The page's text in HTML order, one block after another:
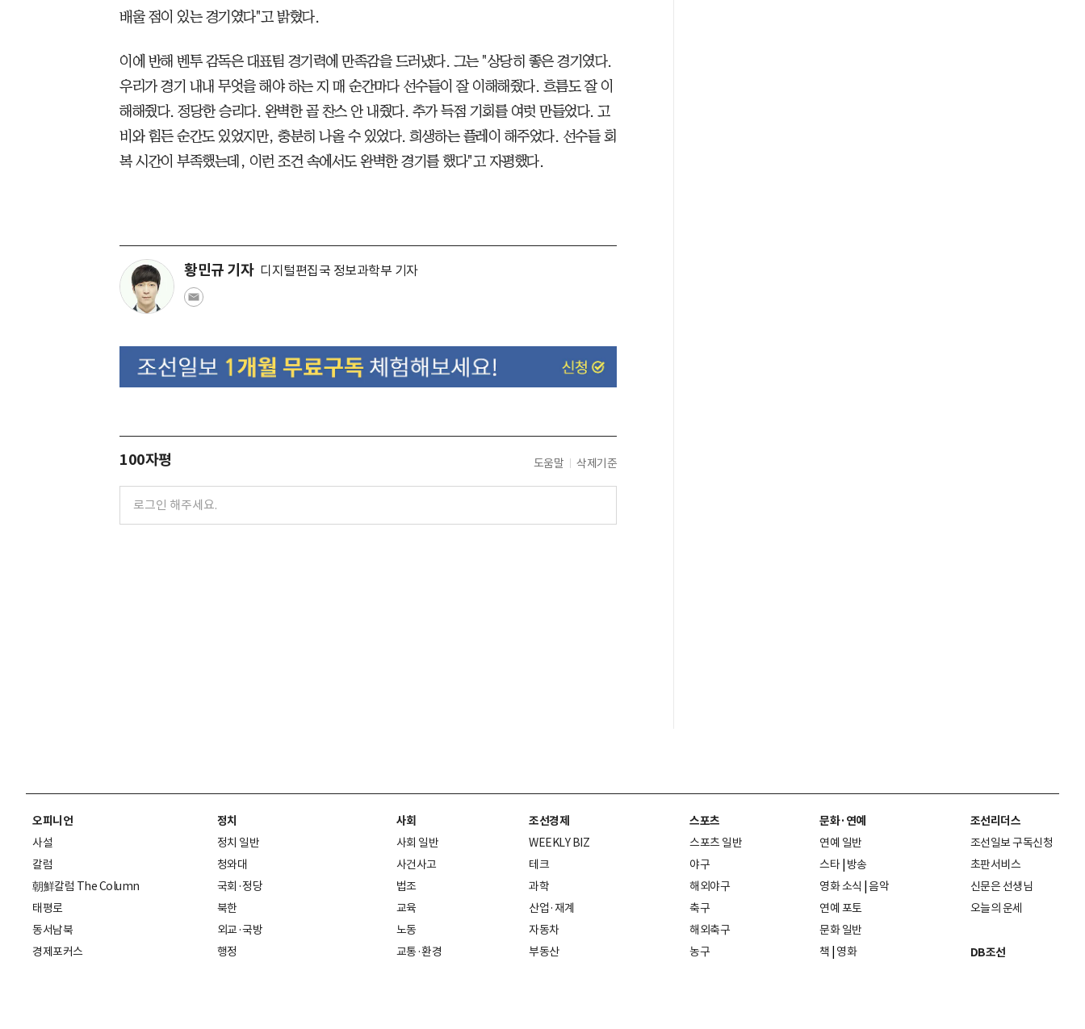
배울 점이 있는 경기였다"고 밝혔다.
이에 반해 벤투 감독은 대표팀 경기력에 만족감을 드러냈다. 그는 "상당히 좋은 경기였다.
우리가 경기 내내 무엇을 해야 하는 지 매 순간마다 선수들이 잘 이해해줬다. 흐름도 잘 이
해해줬다. 정당한 승리다. 완벽한 골 찬스 안 내줬다. 추가 득점 기회를 여럿 만들었다. 고
비와 힘든 순간도 있었지만, 충분히 나올 수 있었다. 희생하는 플레이 해주었다. 선수들 회
복 시간이 부족했는데, 이런 조건 속에서도 완벽한 경기를 했다"고 자평했다.
황민규 기자 디지털편집국 정보과학부 기자
100자평 도움말 삭제기준
오피니언
사설
칼럼
朝鮮칼럼 The Column
태평로
동서남북
경제포커스
정치
정치 일반
청와대
국회·정당
북한
외교·국방
행정
사회
사회 일반
사건사고
법조
교육
노동
교통·환경
조선경제
WEEKLY BIZ
테크
과학
산업·재계
자동차
부동산
스포츠
스포츠 일반
야구
해외야구
축구
해외축구
농구
문화·연예
연예 일반
스타 방송
영화 소식 음악
연예 포토
문화 일반
책
영화
조선리더스
조선일보 구독신청
초판서비스
신문은 선생님
오늘의 운세
DB조선